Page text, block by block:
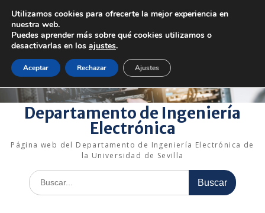
contenido
+34 954 48 73 72 electronica@us.es
Bienvenido a nuestro departamento!
Enlaces rápidos
Departamento de Ingeniería
Electrónica
Página web del Departamento de Ingeniería Electrónica de
la Universidad de Sevilla
Buscar:
Utilizamos cookies para ofrecerte la mejor experiencia en
nuestra web.
Puedes aprender más sobre qué cookies utilizamos o
desactivarlas en los ajustes.
Aceptar Rechazar Ajustes